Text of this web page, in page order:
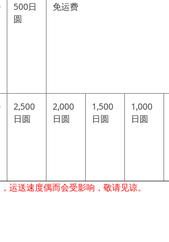
500日
圆
免运费
2,500
日圆
2,000
日圆
1,500
日圆
1,000
日圆
运送速度偶而会受影响，敬请见谅。